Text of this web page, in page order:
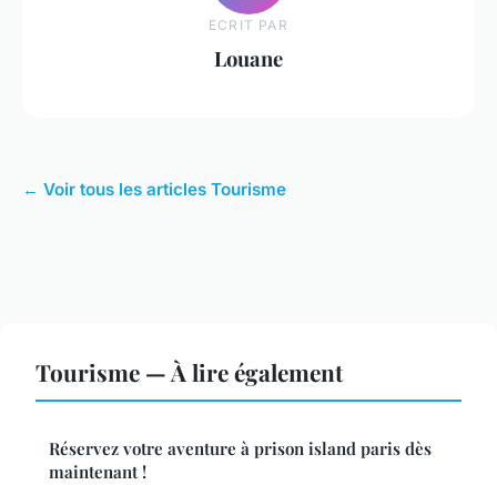
ECRIT PAR
Louane
← Voir tous les articles Tourisme
Tourisme — À lire également
Réservez votre aventure à prison island paris dès
maintenant !